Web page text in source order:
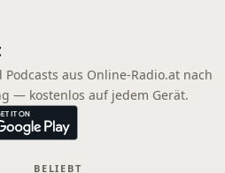
aus Online‑Radio.at nach
— kostenlos auf jedem Gerät.
BELIEBT